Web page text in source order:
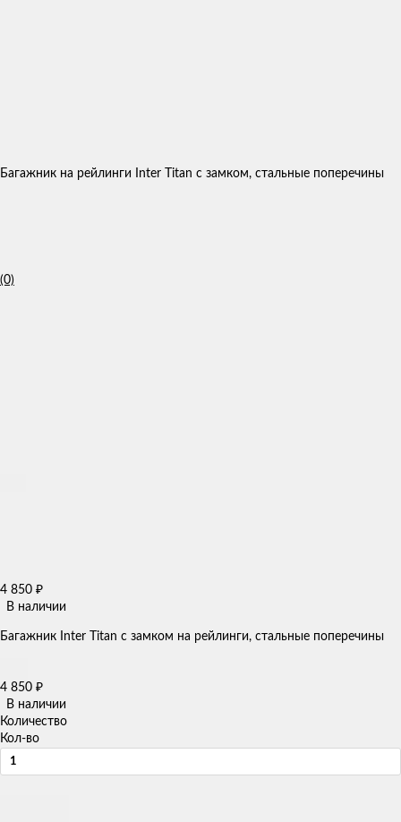
Багажник на рейлинги Inter Titan с замком, стальные поперечины
(0)
4 850 ₽
В наличии
Багажник Inter Titan с замком на рейлинги, стальные поперечины
4 850 ₽
В наличии
Количество
Кол-во